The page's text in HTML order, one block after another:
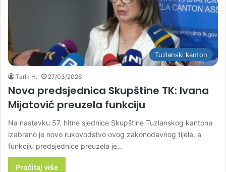
Tuzlanski kanton
Tarik H. 27/03/2026
Nova predsjednica Skupštine TK: Ivana
Mijatović preuzela funkciju
Na nastavku 57. hitne sjednice Skupštine Tuzlanskog kantona
izabrano je novo rukovodstvo ovog zakonodavnog tijela, a
funkciju predsjednice preuzela je…
Pročitaj više